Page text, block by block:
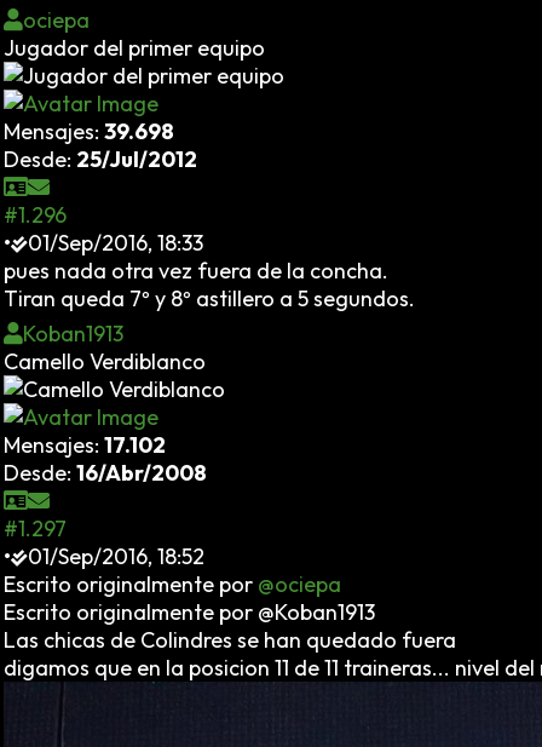
ociepa
Jugador del primer equipo
Mensajes: 39.698
Desde: 25/Jul/2012
#1.296
•
01/Sep/2016, 18:33
pues nada otra vez fuera de la concha.
Tiran queda 7º y 8º astillero a 5 segundos.
Koban1913
Camello Verdiblanco
Mensajes: 17.102
Desde: 16/Abr/2008
#1.297
•
01/Sep/2016, 18:52
Escrito originalmente por @ociepa
Escrito originalmente por @Koban1913
Las chicas de Colindres se han quedado fuera
digamos que en la posicion 11 de 11 traineras... nivel